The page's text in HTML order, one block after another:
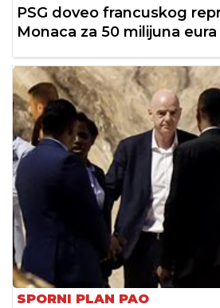
PSG doveo francuskog
Monaca za 50 milijuna eura
SPORNI PLAN PAO